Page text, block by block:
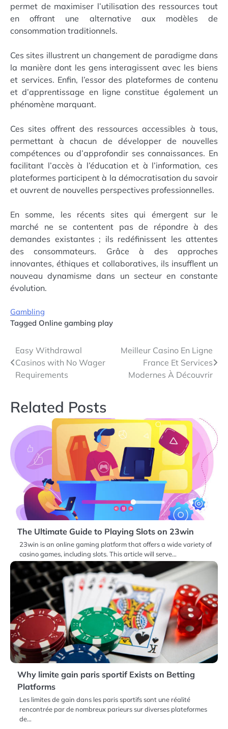
permet de maximiser l’utilisation des ressources tout
en offrant une alternative aux modèles de
consommation traditionnels.
Ces sites illustrent un changement de paradigme dans
la manière dont les gens interagissent avec les biens
et services. Enfin, l’essor des plateformes de contenu
et d’apprentissage en ligne constitue également un
phénomène marquant.
Ces sites offrent des ressources accessibles à tous,
permettant à chacun de développer de nouvelles
compétences ou d’approfondir ses connaissances. En
facilitant l’accès à l’éducation et à l’information, ces
plateformes participent à la démocratisation du savoir
et ouvrent de nouvelles perspectives professionnelles.
En somme, les récents sites qui émergent sur le
marché ne se contentent pas de répondre à des
demandes existantes ; ils redéfinissent les attentes
des consommateurs. Grâce à des approches
innovantes, éthiques et collaboratives, ils insufflent un
nouveau dynamisme dans un secteur en constante
évolution.
Gambling
Tagged Online gambing play
Post
navigation
Easy Withdrawal
Casinos with No Wager
Requirements
Meilleur Casino En Ligne
France Et Services
Modernes À Découvrir
Related Posts
The Ultimate Guide to Playing Slots on 23win
23win is an online gaming platform that offers a wide variety of
casino games, including slots. This article will serve…
Why limite gain paris sportif Exists on Betting
Platforms
Les limites de gain dans les paris sportifs sont une réalité
rencontrée par de nombreux parieurs sur diverses plateformes
de…